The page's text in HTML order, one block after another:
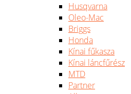
Husqvarna
Oleo-Mac
Briggs
Honda
Kínai fűkasza
Kínai láncfűrész
MTD
Partner